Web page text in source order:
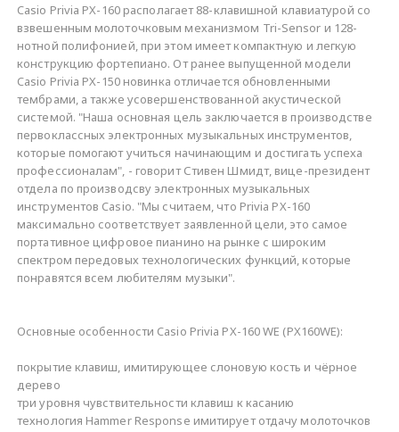
Casio Privia PX-160 располагает 88-клавишной клавиатурой со
взвешенным молоточковым механизмом Tri-Sensor и 128-
нотной полифонией, при этом имеет компактную и легкую
конструкцию фортепиано. От ранее выпущенной модели
Casio Privia PX-150 новинка отличается обновленными
тембрами, а также усовершенствованной акустической
системой. "Наша основная цель заключается в производстве
первоклассных электронных музыкальных инструментов,
которые помогают учиться начинающим и достигать успеха
профессионалам", - говорит Стивен Шмидт, вице-президент
отдела по производсву электронных музыкальных
инструментов Casio. "Мы считаем, что Privia PX-160
максимально соответствует заявленной цели, это самое
портативное цифровое пианино на рынке с широким
спектром передовых технологических функций, которые
понравятся всем любителям музыки".
Основные особенности Casio Privia PX-160 WE (PX160WE):
покрытие клавиш, имитирующее слоновую кость и чёрное
дерево
три уровня чувствительности клавиш к касанию
технология Hammer Response имитирует отдачу молоточков